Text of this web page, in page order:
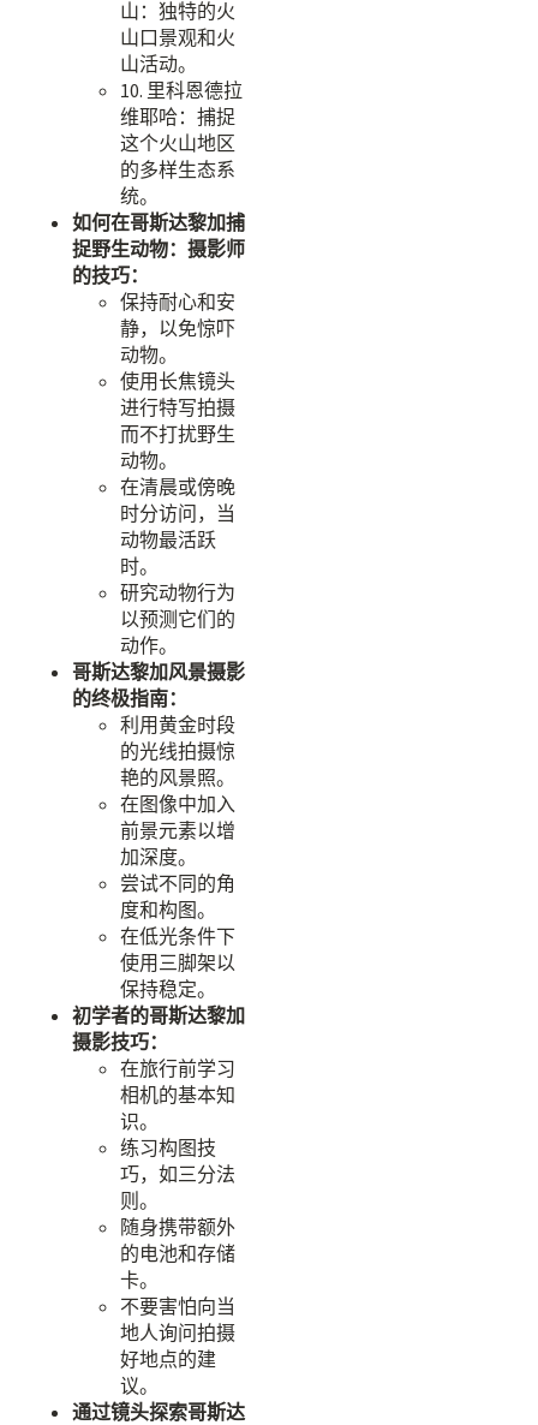
山：独特的火
山口景观和火
山活动。
10. 里科恩德拉
维耶哈：捕捉
这个火山地区
的多样生态系
统。
如何在哥斯达黎加捕
捉野生动物：摄影师
的技巧：
保持耐心和安
静，以免惊吓
动物。
使用长焦镜头
进行特写拍摄
而不打扰野生
动物。
在清晨或傍晚
时分访问，当
动物最活跃
时。
研究动物行为
以预测它们的
动作。
哥斯达黎加风景摄影
的终极指南：
利用黄金时段
的光线拍摄惊
艳的风景照。
在图像中加入
前景元素以增
加深度。
尝试不同的角
度和构图。
在低光条件下
使用三脚架以
保持稳定。
初学者的哥斯达黎加
摄影技巧：
在旅行前学习
相机的基本知
识。
练习构图技
巧，如三分法
则。
随身携带额外
的电池和存储
卡。
不要害怕向当
地人询问拍摄
好地点的建
议。
通过镜头探索哥斯达